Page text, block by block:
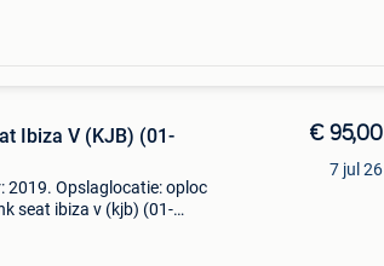
Ibiza V (KJB) (01-
2019. Opslaglocatie: oploc
seat ibiza v (kjb) (01-
€ 95,00
7 jul 26